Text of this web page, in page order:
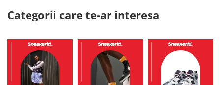
Categorii care te-ar interesa